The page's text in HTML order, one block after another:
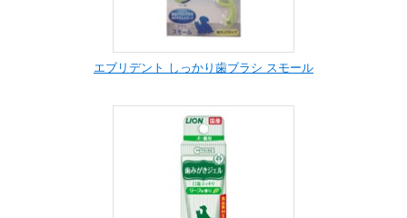
エブリデント しっかり歯ブラシ スモール